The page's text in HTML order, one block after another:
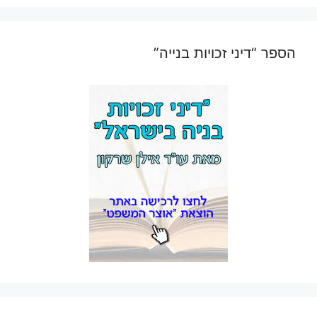
הספר “דיני זכויות בנייה”